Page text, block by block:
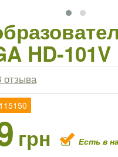
HD-101V
отзыва
грн Есть в